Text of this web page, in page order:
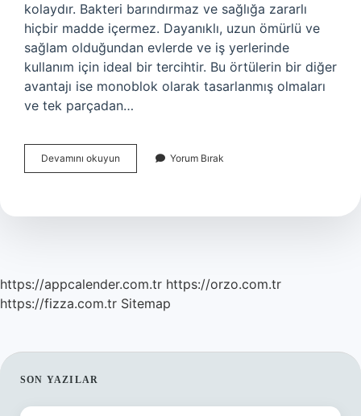
kolaydır. Bakteri barındırmaz ve sağlığa zararlı
hiçbir madde içermez. Dayanıklı, uzun ömürlü ve
sağlam olduğundan evlerde ve iş yerlerinde
kullanım için ideal bir tercihtir. Bu örtülerin bir diğer
avantajı ise monoblok olarak tasarlanmış olmaları
ve tek parçadan…
Devamını okuyun Membran
Kapak
Yorum Bırak
https://appcalender.com.tr https://orzo.com.tr
https://fizza.com.tr Sitemap
SIDEBAR
SON YAZILAR